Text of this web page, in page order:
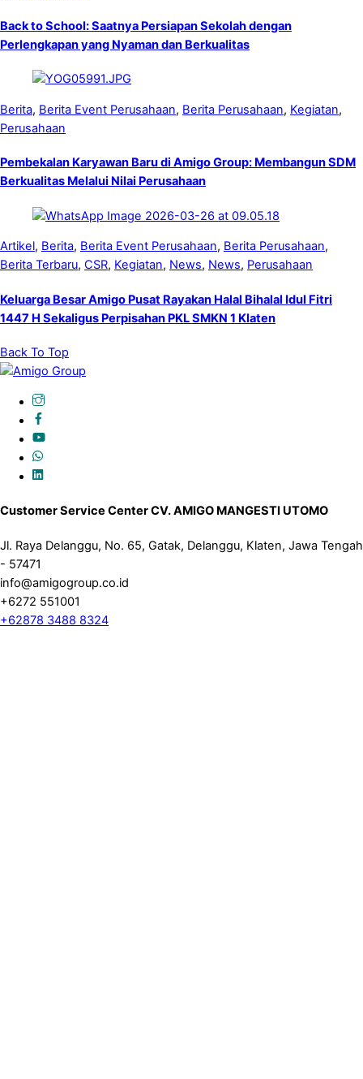
Back to School: Saatnya Persiapan Sekolah dengan
Perlengkapan yang Nyaman dan Berkualitas
Berita, Berita Event Perusahaan, Berita Perusahaan, Kegiatan,
Perusahaan
Pembekalan Karyawan Baru di Amigo Group: Membangun SDM
Berkualitas Melalui Nilai Perusahaan
Artikel, Berita, Berita Event Perusahaan, Berita Perusahaan,
Berita Terbaru, CSR, Kegiatan, News, News, Perusahaan
Keluarga Besar Amigo Pusat Rayakan Halal Bihalal Idul Fitri
1447 H Sekaligus Perpisahan PKL SMKN 1 Klaten
Back To Top
Customer Service Center CV. AMIGO MANGESTI UTOMO
Jl. Raya Delanggu, No. 65, Gatak, Delanggu, Klaten, Jawa Tengah
- 57471
info@amigogroup.co.id
+6272 551001
+62878 3488 8324